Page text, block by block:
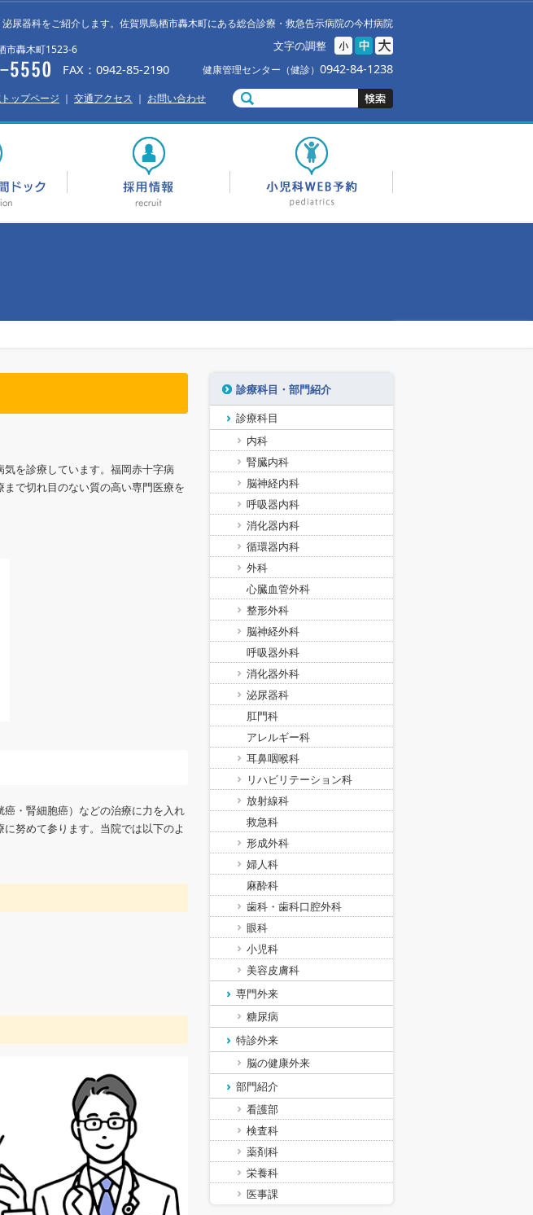
泌尿器科をご紹介します。佐賀県鳥栖市轟木町にある総合診療・救急告示病院の今村病院
市轟木町1523-6
FAX：0942-85-2190
文字の調整
健康管理センター（健診） 0942-84-1238
ップページ ｜ 交通アクセス ｜ お問い合わせ
を診療しています。福岡赤十字病
で切れ目のない質の高い専門医療を
・腎細胞癌）などの治療に力を入れ
努めて参ります。当院では以下のよ
診療科目・部門紹介
診療科目
内科
腎臓内科
脳神経内科
呼吸器内科
消化器内科
循環器内科
外科
心臓血管外科
整形外科
脳神経外科
呼吸器外科
消化器外科
泌尿器科
肛門科
アレルギー科
耳鼻咽喉科
リハビリテーション科
放射線科
救急科
形成外科
婦人科
麻酔科
歯科・歯科口腔外科
眼科
小児科
美容皮膚科
専門外来
糖尿病
特診外来
脳の健康外来
部門紹介
看護部
検査科
薬剤科
栄養科
医事課